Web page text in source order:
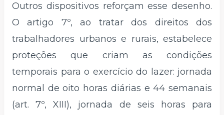
Outros dispositivos reforçam esse desenho.
O artigo 7º, ao tratar dos direitos dos
trabalhadores urbanos e rurais, estabelece
proteções que criam as condições
temporais para o exercício do lazer: jornada
normal de oito horas diárias e 44 semanais
(art. 7º, XIII), jornada de seis horas para